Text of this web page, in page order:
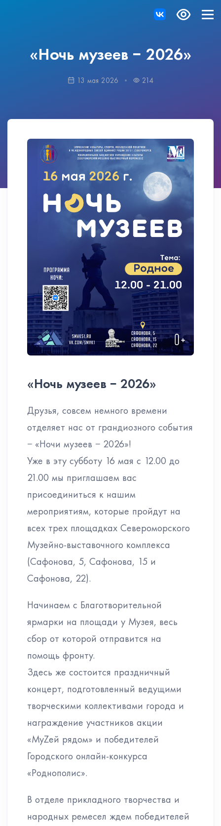
«Ночь музеев − 2026»
13 мая 2026 214
«Ночь музеев − 2026»
Друзья, совсем немного времени
отделяет нас от грандиозного события
− «Ночи музеев − 2026»!
Уже в эту субботу 16 мая с 12.00 до
21.00 мы приглашаем вас
присоединиться к нашим
мероприятиям, которые пройдут на
всех трех площадках Североморского
Музейно-выставочного комплекса
(Сафонова, 5, Сафонова, 15 и
Сафонова, 22).
Начинаем с Благотворительной
ярмарки на площади у Музея, весь
сбор от которой отправится на
помощь фронту.
Здесь же состоится праздничный
концерт, подготовленный ведущими
творческими коллективами города и
награждение участников акции
«МуZей рядом» и победителей
Городского онлайн-конкурса
«Роднополис».
В отделе прикладного творчества и
народных ремесел ждем победителей